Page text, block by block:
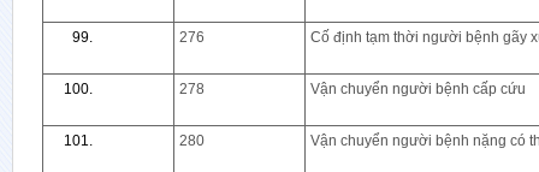
276 Cố định tạm thời người bệnh gãy
278 Vận chuyển người bệnh cấp cứu
280 Vận chuyển người bệnh nặng có